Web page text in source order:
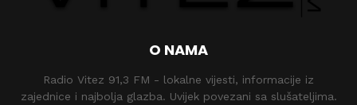
O NAMA
Radio Vitez 91,3 FM - lokalne vijesti, informacije iz
zajednice i najbolja glazba. Uvijek povezani sa slušateljima.